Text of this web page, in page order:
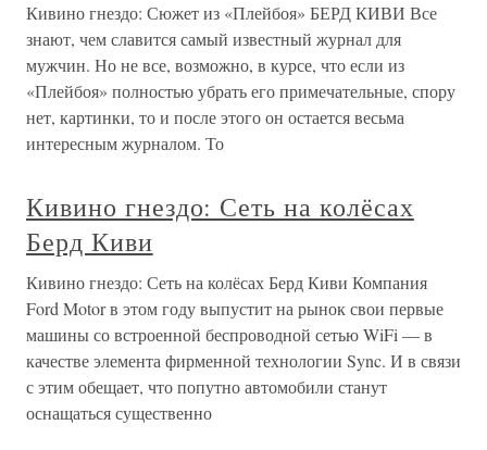
Кивино гнездо: Сюжет из «Плейбоя» БЕРД КИВИ Все
знают, чем славится самый известный журнал для
мужчин. Но не все, возможно, в курсе, что если из
«Плейбоя» полностью убрать его примечательные, спору
нет, картинки, то и после этого он остается весьма
интересным журналом. То
Кивино гнездо: Сеть на колёсах
Берд Киви
Кивино гнездо: Сеть на колёсах Берд Киви Компания
Ford Motor в этом году выпустит на рынок свои первые
машины со встроенной беспроводной сетью WiFi — в
качестве элемента фирменной технологии Sync. И в связи
с этим обещает, что попутно автомобили станут
оснащаться существенно